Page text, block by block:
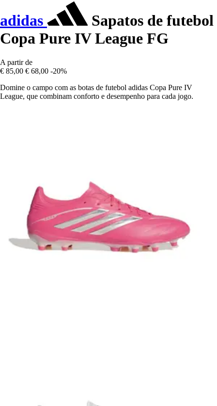
adidas
Sapatos de futebol
Copa Pure IV League FG
A partir de
€ 85,00 € 68,00 -20%
Domine o campo com as botas de futebol adidas Copa Pure IV
League, que combinam conforto e desempenho para cada jogo.